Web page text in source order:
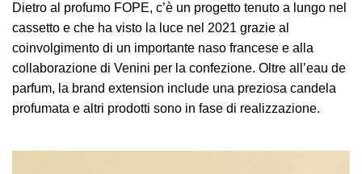
Dietro al profumo FOPE, c’è un progetto tenuto a lungo nel
cassetto e che ha visto la luce nel 2021 grazie al
coinvolgimento di un importante naso francese e alla
collaborazione di Venini per la confezione. Oltre all’eau de
parfum, la brand extension include una preziosa candela
profumata e altri prodotti sono in fase di realizzazione.